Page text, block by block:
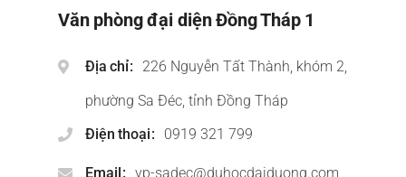
Văn phòng đại diện Đồng Tháp 1
Địa chỉ
226 Nguyễn Tất Thành, khóm 2,
phường Sa Đéc, tỉnh Đồng Tháp
Điện thoại
0919 321 799
Email vp-sadec@duhocdaiduong.com